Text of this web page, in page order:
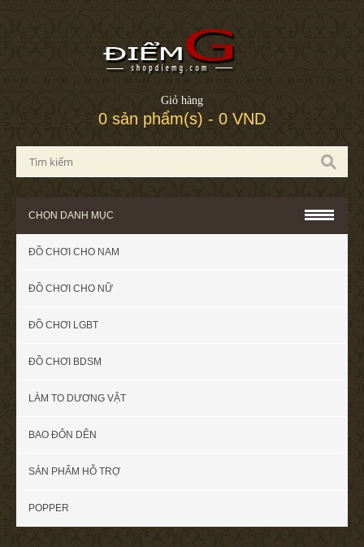
Giỏ hàng
0 sản phẩm(s) - 0 VND
CHỌN DANH MỤC
ĐỒ CHƠI CHO NAM
ĐỒ CHƠI CHO NỮ
ĐỒ CHƠI LGBT
ĐỒ CHƠI BDSM
LÀM TO DƯƠNG VẬT
BAO ĐÔN DÊN
SẢN PHẨM HỖ TRỢ
POPPER